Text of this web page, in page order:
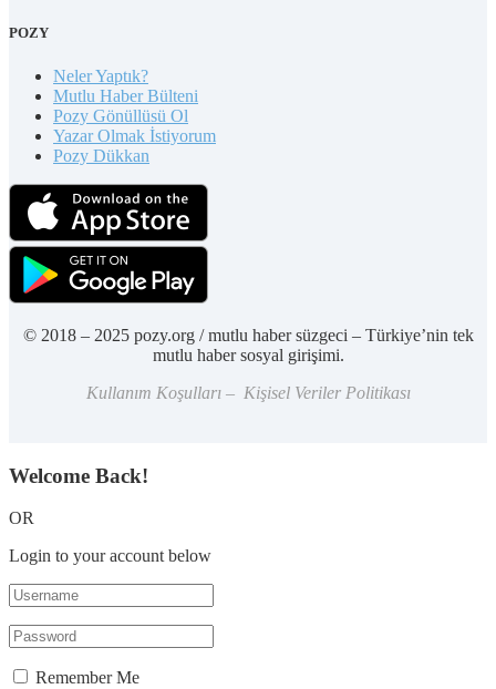
POZY
Neler Yaptık?
Mutlu Haber Bülteni
Pozy Gönüllüsü Ol
Yazar Olmak İstiyorum
Pozy Dükkan
© 2018 – 2025 pozy.org / mutlu haber süzgeci – Türkiye’nin tek
mutlu haber sosyal girişimi.
Kullanım Koşulları – Kişisel Veriler Politikası
Welcome Back!
OR
Login to your account below
Remember Me